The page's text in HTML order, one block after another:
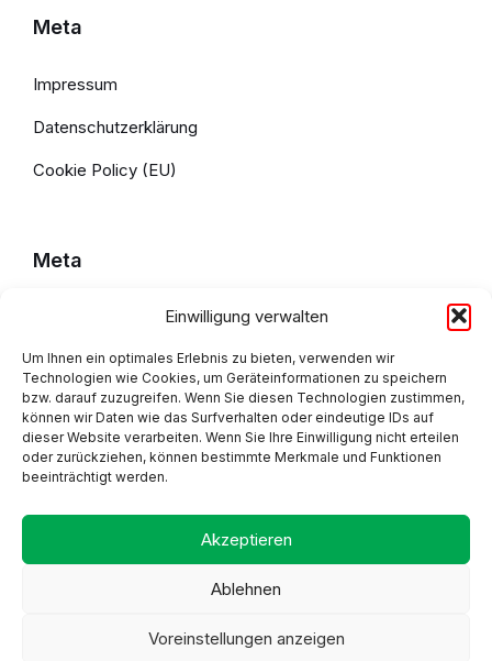
Einwilligung verwalten
Um Ihnen ein optimales Erlebnis zu bieten, verwenden wir
Technologien wie Cookies, um Geräteinformationen zu speichern
bzw. darauf zuzugreifen. Wenn Sie diesen Technologien zustimmen,
können wir Daten wie das Surfverhalten oder eindeutige IDs auf
dieser Website verarbeiten. Wenn Sie Ihre Einwilligung nicht erteilen
oder zurückziehen, können bestimmte Merkmale und Funktionen
beeinträchtigt werden.
Akzeptieren
Ablehnen
Voreinstellungen anzeigen
Meta
Impressum
Datenschutzerklärung
Cookie Policy (EU)
Meta
Datenschutzerklärung
Cookie Policy (EU)
Adresse
Proudly made by Alpsware